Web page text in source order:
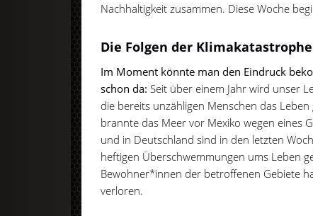
Nachhaltigkeit zusammen. Diese Woche
Die Folgen der
Im Moment könnte man den Eindruck
schon da: Seit über einem Jahr wird unser
die bereits unzähligen Menschen das
brannte das Meer vor Mexiko wegen eines
und in Deutschland sind in den letzten
heftigen Überschwemmungen ums Leben
Bewohner*innen der betroffenen Gebiete
verloren.